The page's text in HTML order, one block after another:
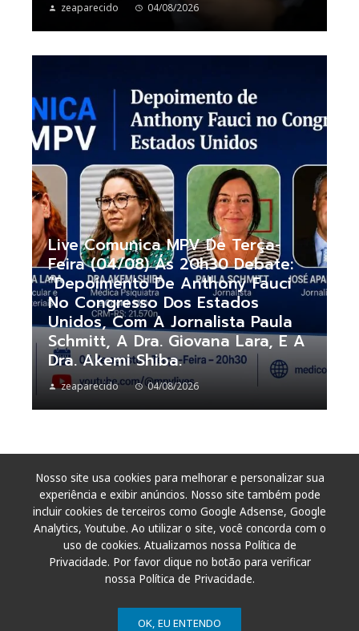
Nosso site usa cookies para melhorar e personalizar sua
experiência e exibir anúncios. Nosso site também pode
incluir cookies de terceiros como Google Adsense, Google
Analytics, Youtube. Ao utilizar o site, você concorda com o
uso de cookies. Atualizamos nossa Política de
Privacidade. Por favor clique no botão para verificar
nossa Política de Privacidade.
OK, EU ENTENDO
zeaparecido 04/08/2026
Live Comunica MPV De Terça-
Feira (04/08) Ás 20h30 Debate:
“Depoimento De Anthony Fauci
No Congresso Dos Estados
Unidos, Com A Jornalista Paula
Schmitt, A Dra. Giovana Lara, E A
Dra. Akemi Shiba.
zeaparecido 04/08/2026